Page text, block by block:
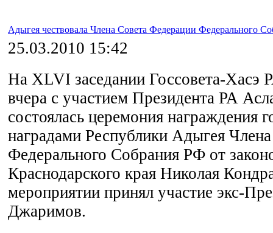
Адыгея чествовала Члена Совета Федерации Федерального
25.03.2010 15:42
На XLVI заседании Госсовета-
вчера с участием Президента РА
состоялась церемония награждения
наградами Республики Адыгея
Федерального Собрания РФ от
Краснодарского края Николая
мероприятии принял участие экс-
Джаримов.